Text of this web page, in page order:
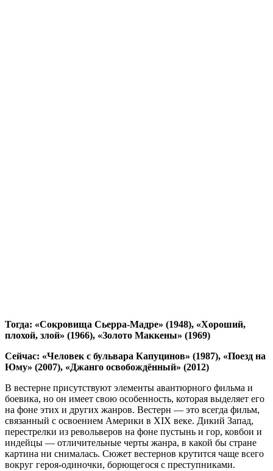
Тогда: «Сокровища Сьерра-Мадре» (1948), «Хороший,
плохой, злой» (1966), «Золото Маккены» (1969)
Сейчас: «Человек с бульвара Капуцинов» (1987), «Поезд на
Юму» (2007), «Джанго освобождённый» (2012)
В вестерне присутствуют элементы авантюрного фильма и
боевика, но он имеет свою особенность, которая выделяет его
на фоне этих и других жанров. Вестерн — это всегда фильм,
связанный с освоением Америки в XIX веке. Дикий Запад,
перестрелки из револьверов на фоне пустынь и гор, ковбои и
индейцы — отличительные черты жанра, в какой бы стране
картина ни снималась. Сюжет вестернов крутится чаще всего
вокруг героя-одиночки, борющегося с преступниками.